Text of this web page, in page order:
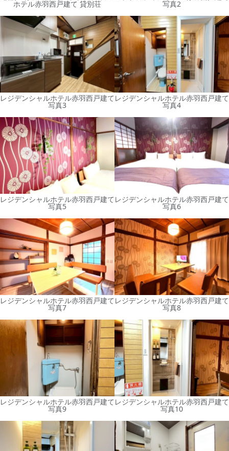
ホテル赤羽西戸建て 貸別荘 写真2
レジデンシャルホテル赤羽西戸建て
写真3
レジデンシャルホテル赤羽西戸建て
写真4
レジデンシャルホテル赤羽西戸建て
写真5
レジデンシャルホテル赤羽西戸建て
写真6
レジデンシャルホテル赤羽西戸建て
写真7
レジデンシャルホテル赤羽西戸建て
写真8
レジデンシャルホテル赤羽西戸建て
写真9
レジデンシャルホテル赤羽西戸建て
写真10